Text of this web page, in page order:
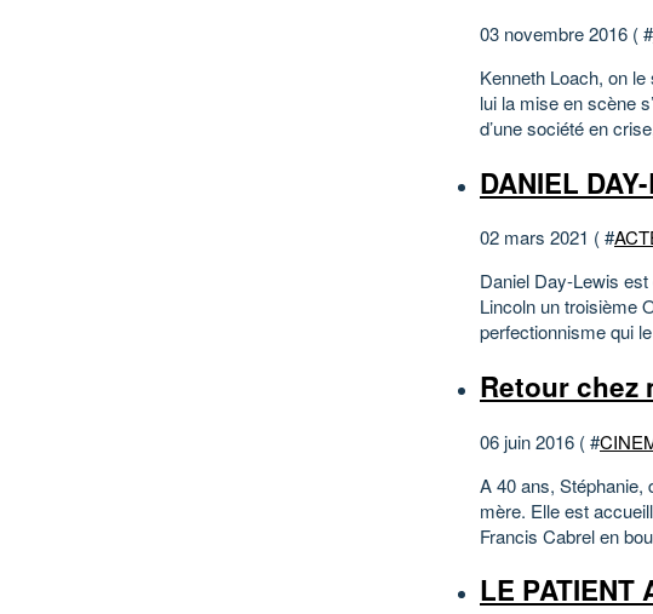
03 novembre 2016 ( #
Kenneth Loach, on
lui la mise en scène
d’une société en
DANIEL
02 mars 2021 ( #
Daniel Day-Lewis
Lincoln un troisième
perfectionnisme qui
Retour chez
06 juin 2016 ( #
A 40 ans, Stéphanie,
mère. Elle est
Francis Cabrel en
LE PATIENT